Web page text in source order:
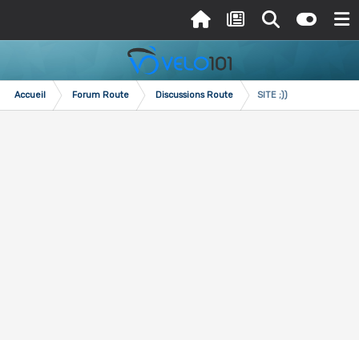
Accueil Forum Route Discussions Route SITE ;))